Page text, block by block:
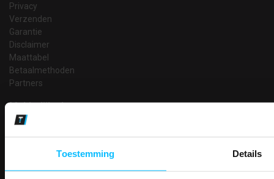
Toestemming Details
Privacy
Verzenden
Garantie
Disclaimer
Maattabel
Betaalmethoden
Partners
Makkelijk shoppen
Gratis verzending in Nederland vanaf € 150,- excl. BTW
Bedruk- en borduurservice